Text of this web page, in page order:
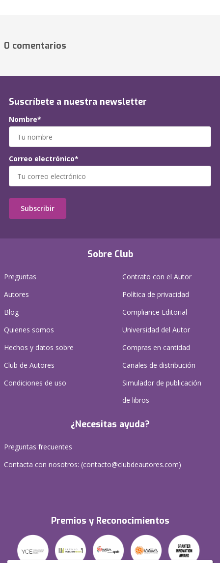
0 comentarios
Sobre Club
Preguntas
Autores
Blog
Quienes somos
Hechos y datos sobre
Club de Autores
Condiciones de uso
Contrato con el Autor
Política de privacidad
Compliance Editorial
Universidad del Autor
Compras en cantidad
Canales de distribución
Simulador de publicación
de libros
¿Necesitas ayuda?
Preguntas frecuentes
Contacta con nosotros: (contacto@clubdeautores.com)
Premios y Reconocimientos
Suscríbete a nuestra newsletter
Nombre*
Correo electrónico*
Subscribir